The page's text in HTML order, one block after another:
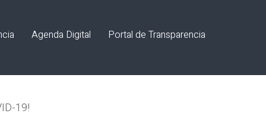
Agenda Digital Portal de Transparencia
19!